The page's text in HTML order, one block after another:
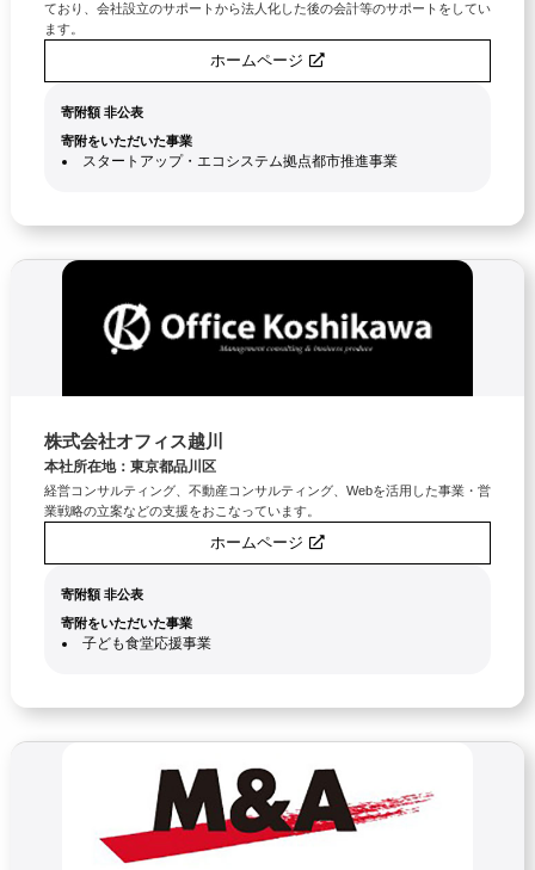
ており、会社設立のサポートから法人化した後の会計等のサポートをしてい
ます。
ホームページ
寄附額 非公表
寄附をいただいた事業
スタートアップ・エコシステム拠点都市推進事業
株式会社オフィス越川
本社所在地：東京都品川区
経営コンサルティング、不動産コンサルティング、Webを活用した事業・営
業戦略の立案などの支援をおこなっています。
ホームページ
寄附額 非公表
寄附をいただいた事業
子ども食堂応援事業